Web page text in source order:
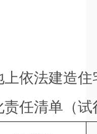
依法建造住
责任清单（试